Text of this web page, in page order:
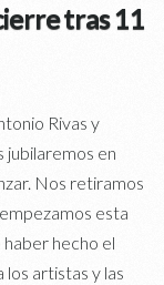
tras 11
Rivas y
jubilaremos en
Nos retiramos
esta
hecho el
artistas y las